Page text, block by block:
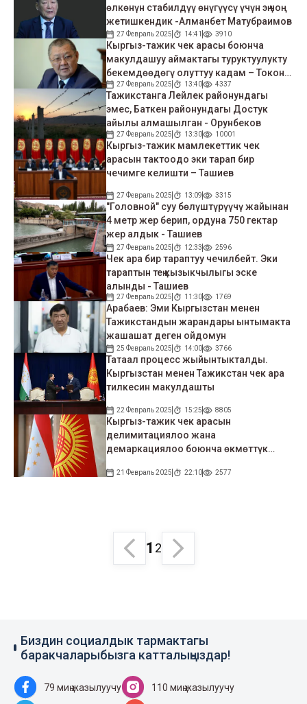
өлкөнүн стабилдүү өнүгүүсү үчүн эң чоң
жетишкендик -Алманбет Матубраимов
27 Февраль 2025 14:41 3910
Кыргыз-тажик чек арасы боюнча
макулдашуу аймактагы туруктуулукту
бекемдөөдөгү олуттуу кадам – Токон
Мамытов
27 Февраль 2025 13:40 4337
Тажикстанга Лейлек районундагы
эмес, Баткен районундагы Достук
айылы алмашылган - Орунбеков
27 Февраль 2025 13:30 10001
Кыргыз-тажик мамлекеттик чек
арасын тактоодо эки тарап бир
чечимге келишти – Ташиев
27 Февраль 2025 13:09 3315
"Головной" суу бөлүштүрүүчү жайынан
4 метр жер берип, ордуна 750 гектар
жер алдык - Ташиев
27 Февраль 2025 12:33 2596
Чек ара бир тараптуу чечилбейт. Эки
тараптын тең кызыкчылыгы эске
алынды - Ташиев
27 Февраль 2025 11:30 1769
Арабаев: Эми Кыргызстан менен
Тажикстандын жарандары ынтымакта
жашашат деген ойдомун
25 Февраль 2025 14:00 3766
Татаал процесс жыйынтыкталды.
Кыргызстан менен Тажикстан чек ара
тилкесин макулдашты
22 Февраль 2025 15:25 8805
Кыргыз-тажик чек арасын
делимитациялоо жана
демаркациялоо боюнча өкмөттүк
келишимдер бекиди
21 Февраль 2025 22:10 2577
1 2
Биздин социалдык тармактагы
баракчаларыбызга катталыңыздар!
79 миң жазылуучу 110 миң жазылуучу